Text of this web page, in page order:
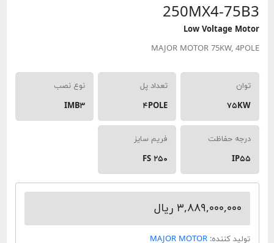
250MX4-
Low
MAJOR MOTOR 75KW,
حفاظت
ریال
کننده: MAJOR MOTOR